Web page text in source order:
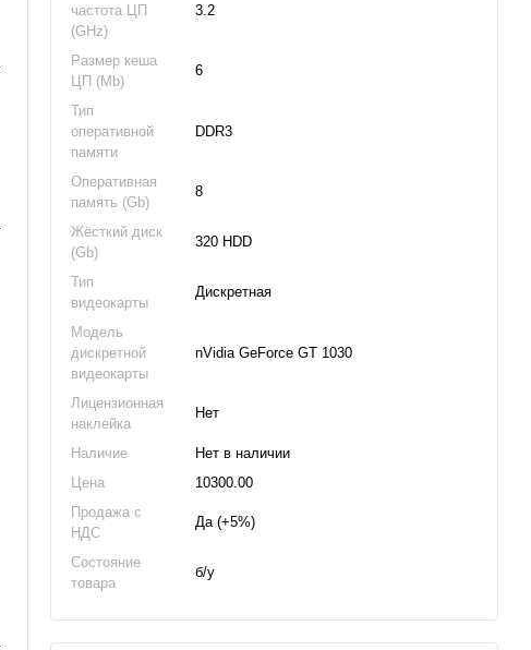
частота ЦП
(GHz)
3.2
Размер кеша
ЦП (Mb)
6
Тип
оперативной
памяти
DDR3
Оперативная
память (Gb)
8
Жёсткий диск
(Gb)
320 HDD
Тип
видеокарты
Дискретная
Модель
дискретной
видеокарты
nVidia GeForce GT 1030
Лицензионная
наклейка
Нет
Наличие
Нет в наличии
Цена
10300.00
Продажа с
НДС
Да (+5%)
Состояние
товара
б/у